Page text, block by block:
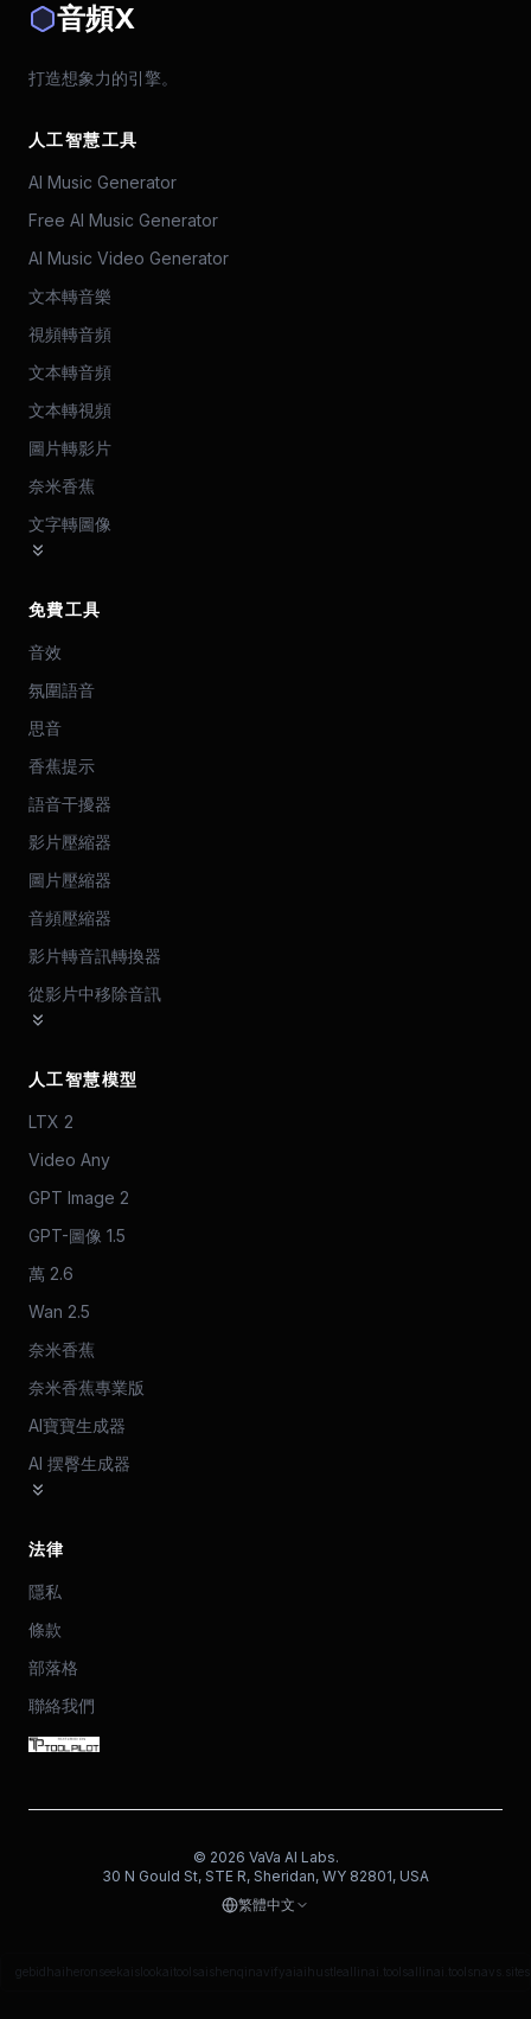
音頻X
打造想象力的引擎。
人工智慧工具
AI Music Generator
Free AI Music Generator
AI Music Video Generator
文本轉音樂
視頻轉音頻
文本轉音頻
文本轉視頻
圖片轉影片
奈米香蕉
文字轉圖像
免費工具
音效
氛圍語音
思音
香蕉提示
語音干擾器
影片壓縮器
圖片壓縮器
音頻壓縮器
影片轉音訊轉換器
從影片中移除音訊
人工智慧模型
LTX 2
Video Any
GPT Image 2
GPT-圖像 1.5
萬 2.6
Wan 2.5
奈米香蕉
奈米香蕉專業版
AI寶寶生成器
AI 摆臀生成器
法律
隱私
條款
部落格
聯絡我們
© 2026 VaVa AI Labs.
30 N Gould St, STE R, Sheridan, WY 82801, USA
繁體中文
gebidh aiheron seekais lookaitools aishenqinavifyaiaihustleallinai.tools allinai.tools navs.site